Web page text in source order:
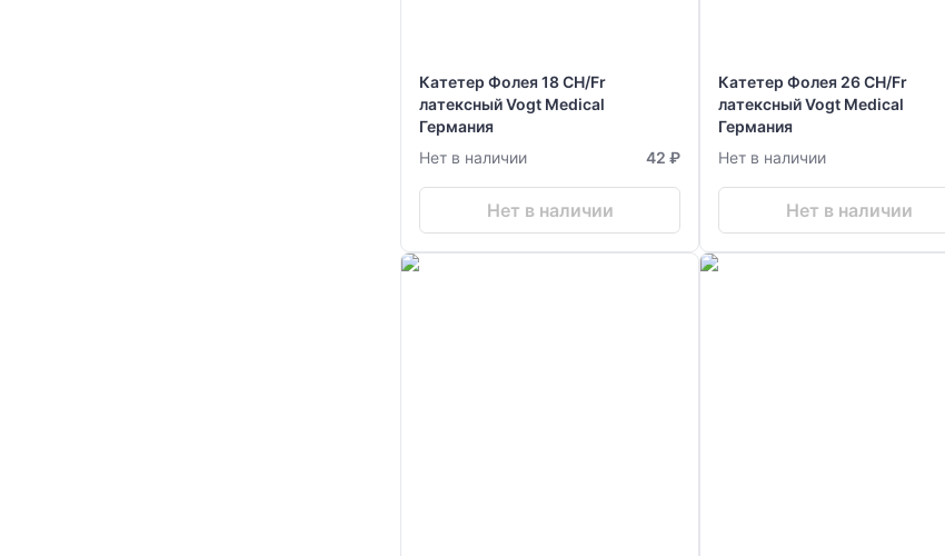
Катетер Фолея 18 CH/Fr
латексный Vogt Medical
Германия
Нет в наличии
42 ₽
Нет в наличии
Катетер Фолея 26 CH/Fr
латексный Vogt Medical
Германия
Нет в наличии
Нет в наличии